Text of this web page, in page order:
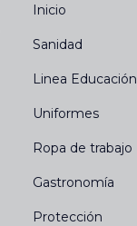
Inicio
Sanidad
Linea Educación
Uniformes
Ropa de trabajo
Gastronomía
Protección